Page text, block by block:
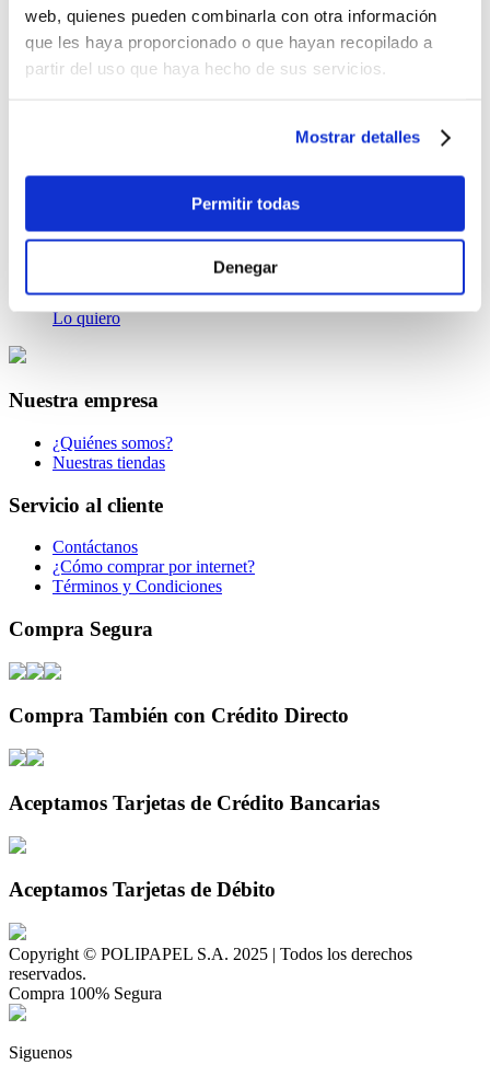
web, quienes pueden combinarla con otra información
que les haya proporcionado o que hayan recopilado a
partir del uso que haya hecho de sus servicios.
Mostrar detalles
Permitir todas
Denegar
$13.00
-
+
-
+
-
+
Lo quiero
Nuestra empresa
¿Quiénes somos?
Nuestras tiendas
Servicio al cliente
Contáctanos
¿Cómo comprar por internet?
Términos y Condiciones
Compra Segura
Compra También con Crédito Directo
Aceptamos Tarjetas de Crédito Bancarias
Aceptamos Tarjetas de Débito
Copyright © POLIPAPEL S.A. 2025 | Todos los derechos
reservados.
Compra 100% Segura
Siguenos